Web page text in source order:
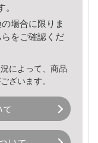
場合に限りま
をご確認くだ
によって、商品
ざいます。